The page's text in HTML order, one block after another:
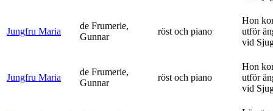
Jungfru Maria
de Frumerie,
Gunnar
röst och piano
Hon
utför
vid
Jungfru Maria
de Frumerie,
Gunnar
röst och piano
Hon
utför
vid